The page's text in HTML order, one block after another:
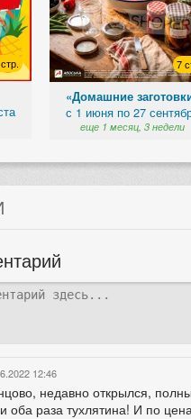
7
«Домашние
с 1 июня по 27
еще 1 месяц, 3 недели
12:46
недавно открылся,
оба раза тухлятина! И по